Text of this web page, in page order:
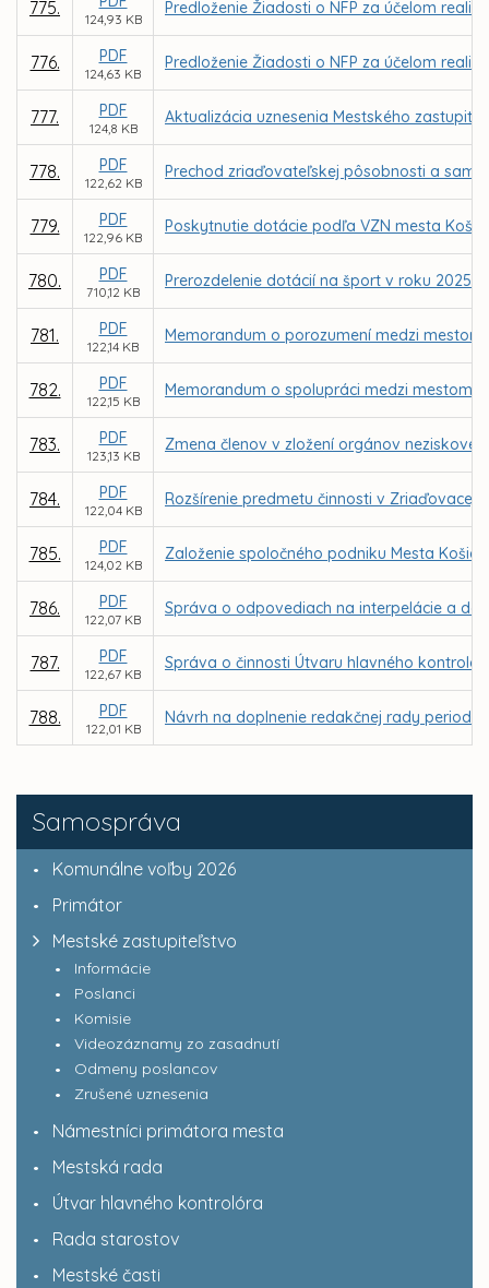
Samospráva
Komunálne voľby 2026
Primátor
Mestské zastupiteľstvo
Informácie
Poslanci
Komisie
Videozáznamy zo zasadnutí
Odmeny poslancov
Zrušené uznesenia
Námestníci primátora mesta
Mestská rada
Útvar hlavného kontrolóra
Rada starostov
Mestské časti
775.
124,93 KB
Predloženie Žiadosti o NFP za účelom
776. PDF
124,63 KB
Predloženie Žiadosti o NFP za účelom
777. PDF
124,8 KB
Aktualizácia uznesenia Mestského
778. PDF
122,62 KB
Prechod zriaďovateľskej pôsobnosti a
779. PDF
122,96 KB
Poskytnutie dotácie podľa VZN mesta
780. PDF
710,12 KB
Prerozdelenie dotácií na šport v roku 2025
781. PDF
122,14 KB
Memorandum o porozumení medzi mestom
782. PDF
122,15 KB
Memorandum o spolupráci medzi mestom
783. PDF
123,13 KB
Zmena členov v zložení orgánov neziskovej
784. PDF
122,04 KB
Rozšírenie predmetu činnosti v Zriaďovacej
785. PDF
124,02 KB
Založenie spoločného podniku Mesta
786. PDF
122,07 KB
Správa o odpovediach na interpelácie a
787. PDF
122,67 KB
Správa o činnosti Útvaru hlavného
788. PDF
122,01 KB
Návrh na doplnenie redakčnej rady